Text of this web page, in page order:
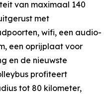
van maximaal 140
met
wifi, een audio-
een oprijplaat voor
en de nieuwste
profiteert
tot 80 kilometer,